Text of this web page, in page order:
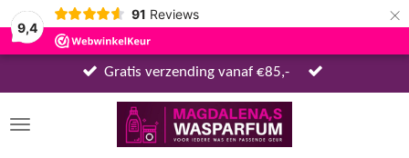
9,4
91 Reviews ×
Gratis verzending vanaf €85,-